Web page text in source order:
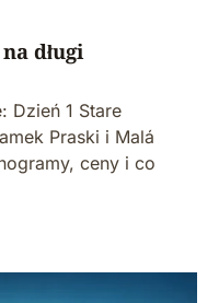
długi
Dzień 1 Stare
Praski i Malá
ceny i co